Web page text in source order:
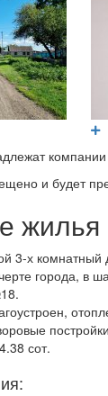
и будет
3-х комнатный
города, в
сот.